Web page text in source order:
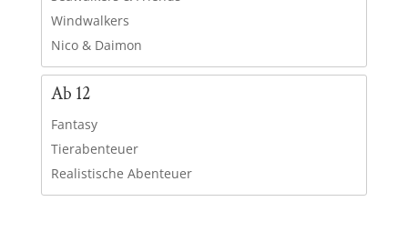
Windwalkers
Nico & Daimon
Ab 12
Fantasy
Tierabenteuer
Realistische Abenteuer